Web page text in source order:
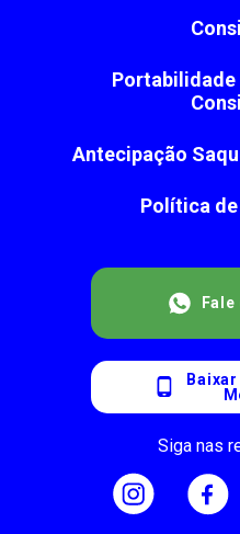
Portabilidade
Antecipação
Política
Fale
Siga nas